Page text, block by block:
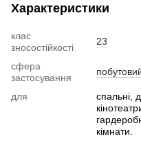
Характеристики
клас
зносостійкості
23
сфера
застосування
для
спальні,
кімнати.